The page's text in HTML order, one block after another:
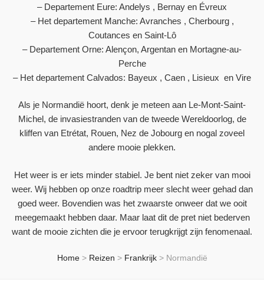
– Departement Eure: Andelys , Bernay en Évreux
– Het departement Manche: Avranches , Cherbourg ,
Coutances en Saint-Lô
– Departement Orne: Alençon, Argentan en Mortagne-au-
Perche
– Het departement Calvados: Bayeux , Caen , Lisieux en Vire
Als je Normandië hoort, denk je meteen aan Le-Mont-Saint-
Michel, de invasiestranden van de tweede Wereldoorlog, de
kliffen van Etrétat, Rouen, Nez de Jobourg en nogal zoveel
andere mooie plekken.
Het weer is er iets minder stabiel. Je bent niet zeker van mooi
weer. Wij hebben op onze roadtrip meer slecht weer gehad dan
goed weer. Bovendien was het zwaarste onweer dat we ooit
meegemaakt hebben daar. Maar laat dit de pret niet bederven
want de mooie zichten die je ervoor terugkrijgt zijn fenomenaal.
Home > Reizen > Frankrijk > Normandië